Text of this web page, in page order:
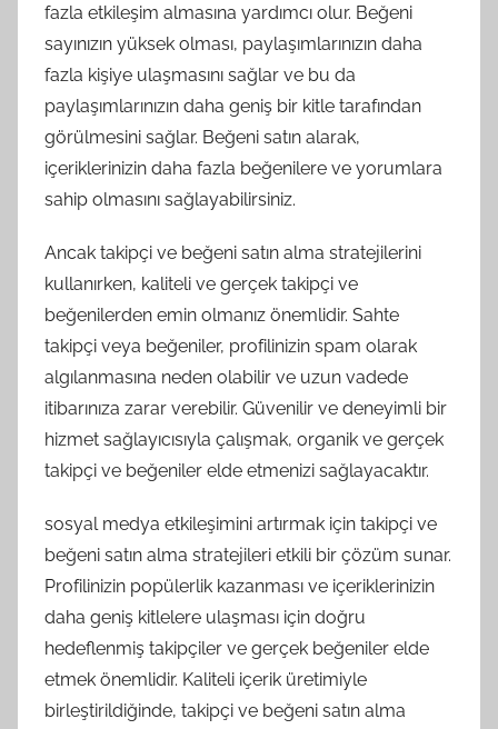
fazla etkileşim almasına yardımcı olur. Beğeni
sayınızın yüksek olması, paylaşımlarınızın daha
fazla kişiye ulaşmasını sağlar ve bu da
paylaşımlarınızın daha geniş bir kitle tarafından
görülmesini sağlar. Beğeni satın alarak,
içeriklerinizin daha fazla beğenilere ve yorumlara
sahip olmasını sağlayabilirsiniz.
Ancak takipçi ve beğeni satın alma stratejilerini
kullanırken, kaliteli ve gerçek takipçi ve
beğenilerden emin olmanız önemlidir. Sahte
takipçi veya beğeniler, profilinizin spam olarak
algılanmasına neden olabilir ve uzun vadede
itibarınıza zarar verebilir. Güvenilir ve deneyimli bir
hizmet sağlayıcısıyla çalışmak, organik ve gerçek
takipçi ve beğeniler elde etmenizi sağlayacaktır.
sosyal medya etkileşimini artırmak için takipçi ve
beğeni satın alma stratejileri etkili bir çözüm sunar.
Profilinizin popülerlik kazanması ve içeriklerinizin
daha geniş kitlelere ulaşması için doğru
hedeflenmiş takipçiler ve gerçek beğeniler elde
etmek önemlidir. Kaliteli içerik üretimiyle
birleştirildiğinde, takipçi ve beğeni satın alma